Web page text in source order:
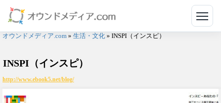
メニ
オウンドメディア.com » 生活・文化 » INSPI（インスピ）
INSPI（インスピ）
http://www.ebook5.net/blog/